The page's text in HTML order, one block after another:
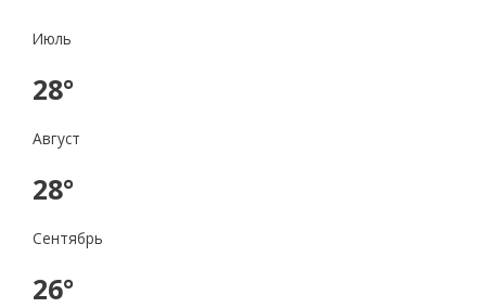
Июль
28°
Август
28°
Сентябрь
26°